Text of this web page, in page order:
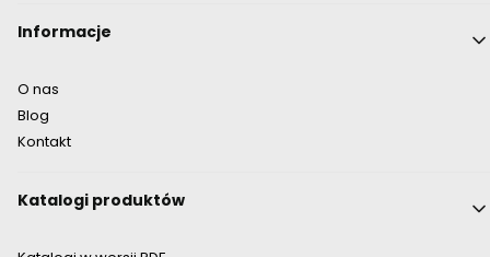
Informacje
O nas
Blog
Kontakt
Katalogi produktów